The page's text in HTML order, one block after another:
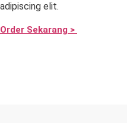
adipiscing elit.
Order Sekarang >